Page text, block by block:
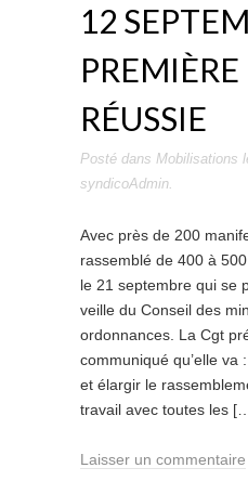
12
RÉUSSIE
Posté dans Mobilisations
syndicoAdmin.
Avec près de 200
rassemblé de 400 à
le 21 septembre qui se
veille du Conseil des
ordonnances. La Cgt
communiqué qu’elle va
et élargir le
travail avec toutes les
Laisser un commentaire